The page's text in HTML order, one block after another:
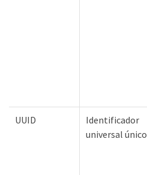
UUID
Identificador
universal único